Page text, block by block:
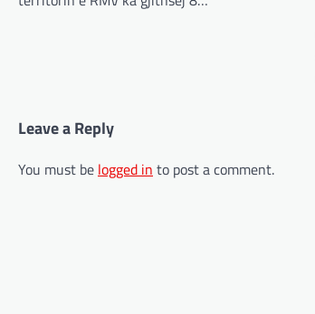
Leave a Reply
You must be logged in to post a comment.